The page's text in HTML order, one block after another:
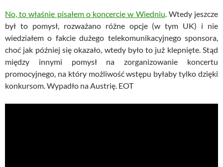
No, to właśnie pisałem o koncercie w Wiedniu. Wtedy jeszcze
był to pomysł, rozważano różne opcje (w tym UK) i nie
wiedziałem o fakcie dużego telekomunikacyjnego sponsora,
choć jak później się okazało, wtedy było to już klepnięte. Stąd
między innymi pomysł na zorganizowanie koncertu
promocyjnego, na który możliwość wstępu byłaby tylko dzięki
konkursom. Wypadło na Austrię. EOT